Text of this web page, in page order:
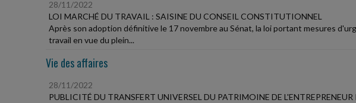
28/11/2022
LOI MARCHÉ DU TRAVAIL : SAISINE DU CONSEIL CONSTITUTIONNEL
Après son adoption définitive le 17 novembre au Sénat, la loi portant mesures
travail en vue du plein...
Vie des affaires
28/11/2022
PUBLICITÉ DU TRANSFERT UNIVERSEL DU PATRIMOINE DE L'ENTREPRENEUR